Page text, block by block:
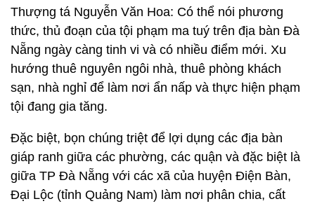
Thượng tá Nguyễn Văn Hoa: Có thể nói phương
thức, thủ đoạn của tội phạm ma tuý trên địa bàn Đà
Nẵng ngày càng tinh vi và có nhiều điểm mới. Xu
hướng thuê nguyên ngôi nhà, thuê phòng khách
sạn, nhà nghỉ để làm nơi ẩn nấp và thực hiện phạm
tội đang gia tăng.
Đặc biệt, bọn chúng triệt để lợi dụng các địa bàn
giáp ranh giữa các phường, các quận và đặc biệt là
giữa TP Đà Nẵng với các xã của huyện Điện Bàn,
Đại Lộc (tỉnh Quảng Nam) làm nơi phân chia, cất